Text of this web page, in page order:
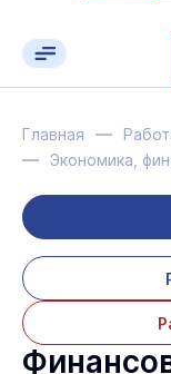
Главная
Экономика,